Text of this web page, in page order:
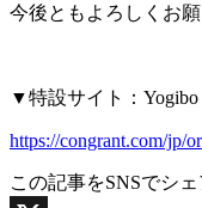
今後ともよろしくお願
▼特設サイト：Yogibo
https://congrant.com/jp/
この記事をSNSでシェ